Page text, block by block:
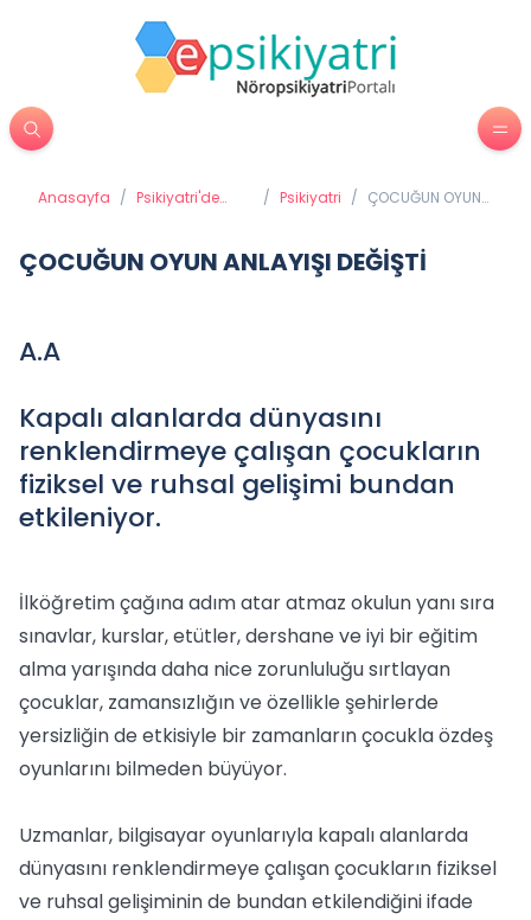
Anasayfa / Psikiyatri'de
/ Psikiyatri / ÇOCUĞUN OYUN
ÇOCUĞUN OYUN ANLAYIŞI DEĞİŞTİ
A.A
Kapalı alanlarda dünyasını
renklendirmeye çalışan çocukların
fiziksel ve ruhsal gelişimi bundan
etkileniyor.
İlköğretim çağına adım atar atmaz okulun yanı sıra
sınavlar, kurslar, etütler, dershane ve iyi bir eğitim
alma yarışında daha nice zorunluluğu sırtlayan
çocuklar, zamansızlığın ve özellikle şehirlerde
yersizliğin de etkisiyle bir zamanların çocukla özdeş
oyunlarını bilmeden büyüyor.
Uzmanlar, bilgisayar oyunlarıyla kapalı alanlarda
dünyasını renklendirmeye çalışan çocukların fiziksel
ve ruhsal gelişiminin de bundan etkilendiğini ifade